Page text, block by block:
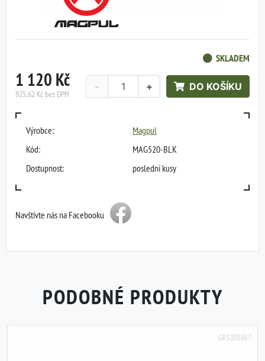
SKLADEM
1 120 Kč
925,62 Kč bez DPH
+
- DO KOŠÍKU
Výrobce:
Magpul
Kód:
MAG520-BLK
Dostupnost:
poslední kusy
Navštivte nás na Facebooku
PODOBNÉ PRODUKTY
GRS105867